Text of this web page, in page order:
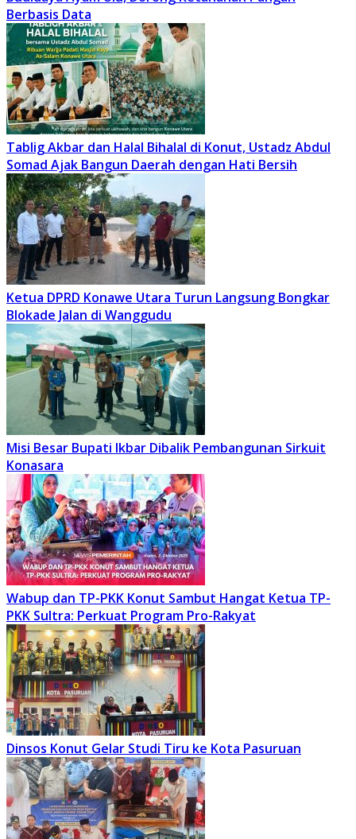
Berbasis Data
Tablig Akbar dan Halal Bihalal di Konut, Ustadz Abdul
Somad Ajak Bangun Daerah dengan Hati Bersih
Ketua DPRD Konawe Utara Turun Langsung Bongkar
Blokade Jalan di Wanggudu
Misi Besar Bupati Ikbar Dibalik Pembangunan Sirkuit
Konasara
Wabup dan TP-PKK Konut Sambut Hangat Ketua TP-
PKK Sultra: Perkuat Program Pro-Rakyat
Dinsos Konut Gelar Studi Tiru ke Kota Pasuruan